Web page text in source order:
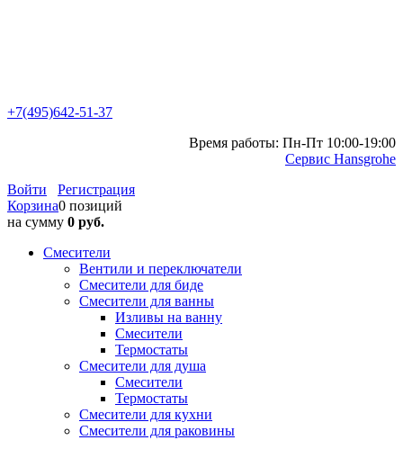
+7(495)642-51-37
Время работы: Пн-Пт 10:00-19:00
Сервис Hansgrohe
Войти
Регистрация
Корзина0 позиций
на сумму 0 руб.
Смесители
Вентили и переключатели
Смесители для биде
Смесители для ванны
Изливы на ванну
Смесители
Термостаты
Смесители для душа
Смесители
Термостаты
Смесители для кухни
Смесители для раковины